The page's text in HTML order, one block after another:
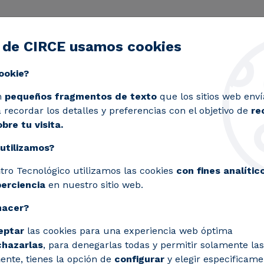
Servicios Laboratorios
para empresas
guía
cumplir la nueva Ley de Movilidad
CIRCE usamos cookies
pequeños fragmentos de textoque los sitios web
recordar los detalles y preferencias con el objetivo de
tu visita.
Tecnológico utilizamos las cookies con fines
en nuestro sitio web.
las cookies para una experiencia web óptima
, para denegarlas todas y permitir solamente
tienes la opción de configurary elegir